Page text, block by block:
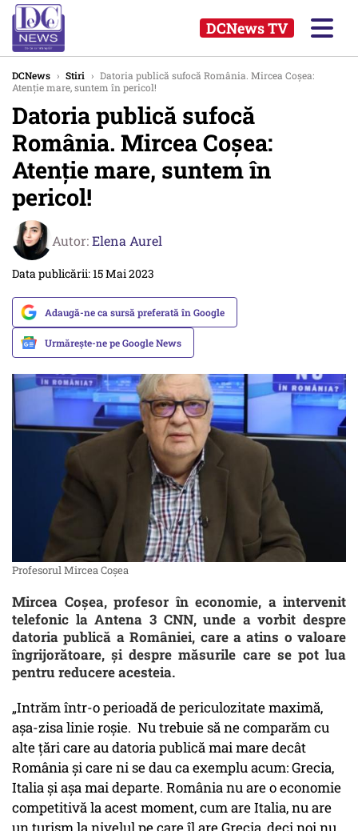
DCNews TV
DCNews › Stiri › Datoria publică sufocă România. Mircea Coșea:
Atenție mare, suntem în pericol!
Datoria publică sufocă
România. Mircea Coșea:
Atenție mare, suntem în
pericol!
Autor:Elena Aurel
Data publicării: 15 Mai 2023
Adaugă-ne ca sursă preferată în Google
Urmărește-ne pe Google News
Profesorul Mircea Coșea
Mircea Coșea, profesor în economie, a intervenit
telefonic la Antena 3 CNN, unde a vorbit despre
datoria publică a României, care a atins o valoare
îngrijorătoare, și despre măsurile care se pot lua
pentru reducere acesteia.
„Intrăm într-o perioadă de periculozitate maximă,
așa-zisa linie roșie. Nu trebuie să ne comparăm cu
alte țări care au datoria publică mai mare decât
România și care ni se dau ca exemplu acum: Grecia,
Italia și așa mai departe. România nu are o economie
competitivă la acest moment, cum are Italia, nu are